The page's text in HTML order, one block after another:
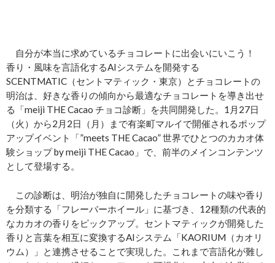
自分が本当に求めているチョコレートに出会いにいこう！
香り・風味を言語化するAIシステムを開発する
SCENTMATIC（セントマティック・東京）とチョコレートの
明治は、好きな香りの傾向から最適なチョコレートを導き出せ
る「meiji THE Cacao チョコ診断」を共同開発した。1月27日
（火）から2月2日（月）まで有楽町マルイで開催されるポップ
アップイベント「”meets THE Cacao” 世界でひとつのカカオ体
験ショップ by meiji THE Cacao」で、前半のメインコンテンツ
として登場する。
この診断は、明治が独自に開発したチョコレートの味や香り
を分類する「フレーバーホイール」に基づき、12種類の代表的
なカカオの香りをピックアップ。セントマティックが開発した
香りと言葉を相互に変換するAIシステム「KAORIUM（カオリ
ウム）」と連携させることで実現した。これまで言語化が難し